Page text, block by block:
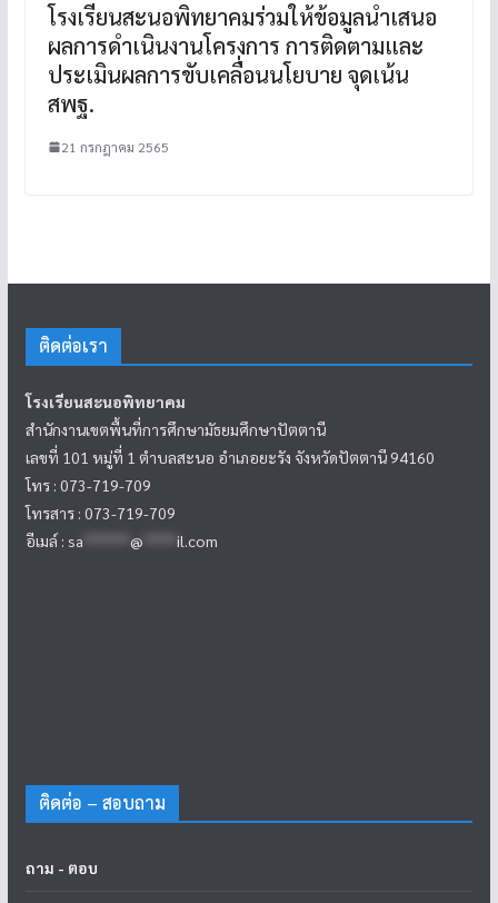
โรงเรียนสะนอพิทยาคมร่วมให้ข้อมูลนำเสนอ
ผลการดำเนินงานโครงการ การติดตามและ
ประเมินผลการขับเคลื่อนนโยบาย จุดเน้น
สพฐ.
21 กรกฎาคม 2565
ติดต่อเรา
โรงเรียนสะนอพิทยาคม
สำนักงานเขตพื้นที่การศึกษามัธยมศึกษาปัตตานี
เลขที่ 101 หมู่ที่ 1 ตำบลสะนอ อำเภอยะรัง จังหวัดปัตตานี 94160
โทร : 073-719-709
โทรสาร : 073-719-709
อีเมล์ : sa @ il.com
ติดต่อ – สอบถาม
ถาม - ตอบ